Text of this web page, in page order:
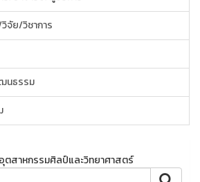
จัย/วิชาการ
นธรรม
ตสาหกรรมศิลป์และวิทยาศาสตร์